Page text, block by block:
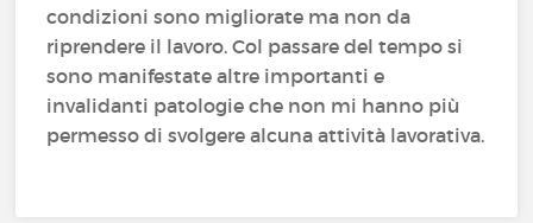
condizioni sono migliorate ma non da
riprendere il lavoro. Col passare del tempo si
sono manifestate altre importanti e
invalidanti patologie che non mi hanno più
permesso di svolgere alcuna attività lavorativa.